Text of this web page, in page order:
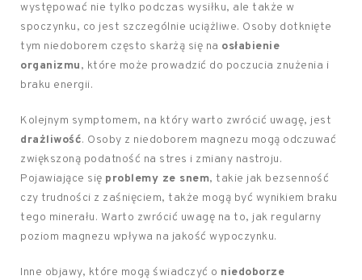
występować nie tylko podczas wysiłku, ale także w
spoczynku, co jest szczególnie uciążliwe. Osoby dotknięte
tym niedoborem często skarżą się na osłabienie
organizmu, które może prowadzić do poczucia znużenia i
braku energii.
Kolejnym symptomem, na który warto zwrócić uwagę, jest
drażliwość. Osoby z niedoborem magnezu mogą odczuwać
zwiększoną podatność na stres i zmiany nastroju.
Pojawiające się problemy ze snem, takie jak bezsenność
czy trudności z zaśnięciem, także mogą być wynikiem braku
tego minerału. Warto zwrócić uwagę na to, jak regularny
poziom magnezu wpływa na jakość wypoczynku.
Inne objawy, które mogą świadczyć o niedoborze